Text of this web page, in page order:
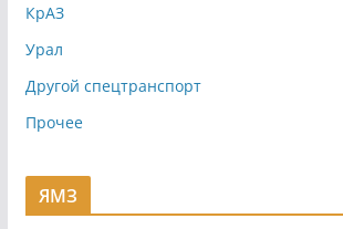
КрАЗ
Урал
Другой спецтранспорт
Прочее
ЯМЗ